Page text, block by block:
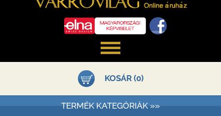
KOSÁR (0)
TERMÉK KATEGÓRIÁK »»